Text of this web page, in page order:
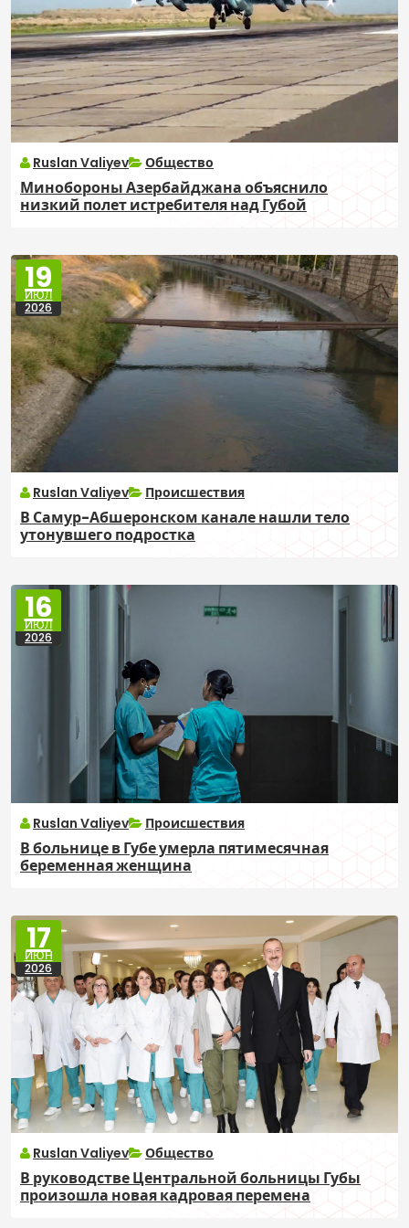
Ruslan Valiyev Общество
Минобороны Азербайджана объяснило
низкий полет истребителя над Губой
19
ИЮЛ
2026
Ruslan Valiyev Происшествия
В Самур-Абшеронском канале нашли тело
утонувшего подростка
16
ИЮЛ
2026
Ruslan Valiyev Происшествия
В больнице в Губе умерла пятимесячная
беременная женщина
17
ИЮН
2026
Ruslan Valiyev Общество
В руководстве Центральной больницы Губы
произошла новая кадровая перемена